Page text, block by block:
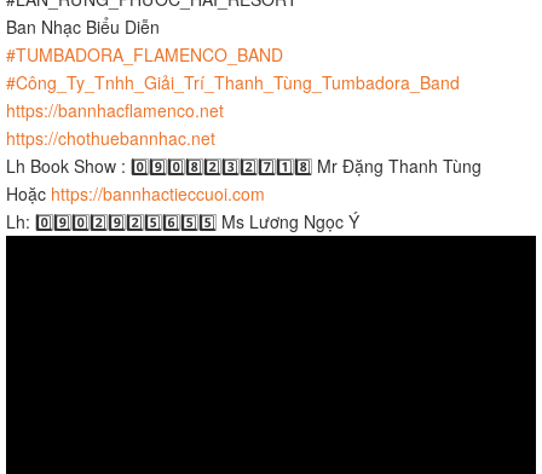
Ban Nhạc Biểu Diễn
#TUMBADORA_FLAMENCO_BAND​​​
#Công_Ty_Tnhh_Giải_Trí_Thanh_Tùng_Tumbadora_Band​​​
https://bannhacflamenco.net​​​
https://chothuebannhac.net​​​
Lh Book Show : 0️⃣9️⃣0️⃣8️⃣2️⃣3️⃣2️⃣7️⃣1️⃣8️⃣ Mr Đặng Thanh Tùng
Hoặc https://bannhactieccuoi.com​​​
Lh: 0️⃣9️⃣0️⃣2️⃣9️⃣2️⃣5️⃣6️⃣5️⃣5️⃣ Ms Lương Ngọc Ý